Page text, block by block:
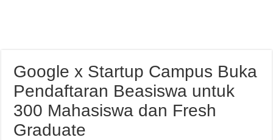
Google x Startup Campus Buka
Pendaftaran Beasiswa untuk
300 Mahasiswa dan Fresh
Graduate